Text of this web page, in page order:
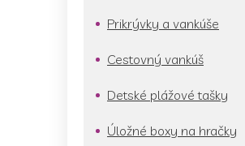
Prikrývky a vankúše
Cestovný vankúš
Detské plážové tašky
Úložné boxy na hračky